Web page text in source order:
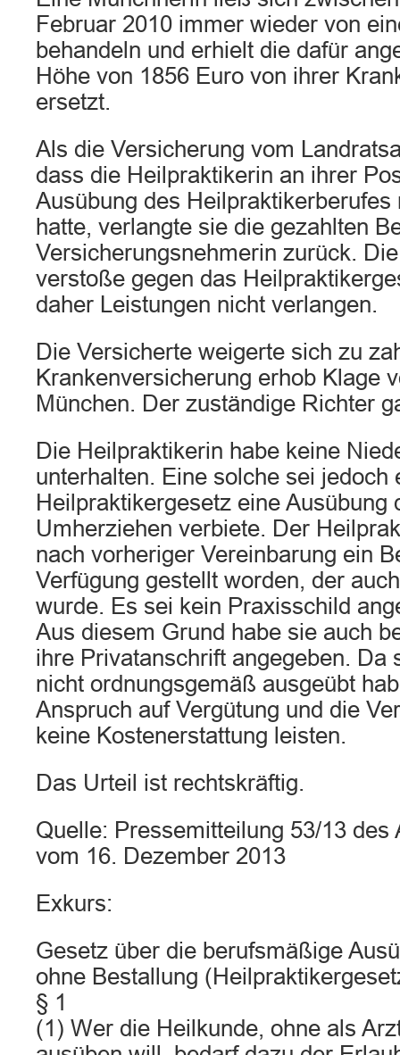
Februar 2010 immer wieder von
behandeln und erhielt die dafür
Höhe von 1856 Euro von ihrer
ersetzt.
Als die Versicherung vom
dass die Heilpraktikerin an ihrer
Ausübung des Heilpraktikerberufes
hatte, verlangte sie die gezahlten
Versicherungsnehmerin zurück.
verstoße gegen das
daher Leistungen nicht verlangen.
Die Versicherte weigerte sich zu
Krankenversicherung erhob Klage
München. Der zuständige Richter
Die Heilpraktikerin habe keine
unterhalten. Eine solche sei jedoch
Heilpraktikergesetz eine Ausübung
Umherziehen verbiete. Der
nach vorheriger Vereinbarung ein
Verfügung gestellt worden, der
wurde. Es sei kein Praxisschild
Aus diesem Grund habe sie auch
ihre Privatanschrift angegeben. Da
nicht ordnungsgemäß ausgeübt
Anspruch auf Vergütung und die
keine Kostenerstattung leisten.
Das Urteil ist rechtskräftig.
Quelle: Pressemitteilung 53/13 des
vom 16. Dezember 2013
Exkurs:
Gesetz über die berufsmäßige
ohne Bestallung
§ 1
(1) Wer die Heilkunde, ohne als